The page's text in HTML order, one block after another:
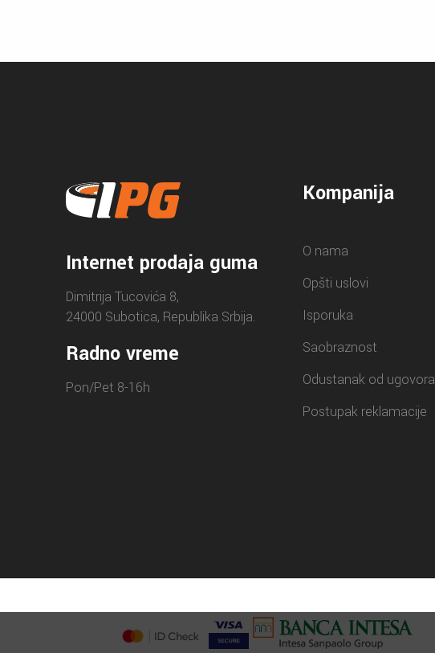
Internet prodaja guma
Dimitrija Tucovića 8,
24000 Subotica, Republika Srbija.
Radno vreme
Pon/Pet 8-16h
Kompanija
O nama
Opšti uslovi
Isporuka
Saobraznost
Odustanak od ugovora
Postupak reklamacije